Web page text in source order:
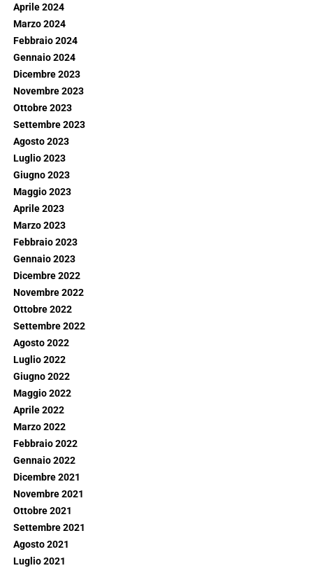
Aprile 2024
Marzo 2024
Febbraio 2024
Gennaio 2024
Dicembre 2023
Novembre 2023
Ottobre 2023
Settembre 2023
Agosto 2023
Luglio 2023
Giugno 2023
Maggio 2023
Aprile 2023
Marzo 2023
Febbraio 2023
Gennaio 2023
Dicembre 2022
Novembre 2022
Ottobre 2022
Settembre 2022
Agosto 2022
Luglio 2022
Giugno 2022
Maggio 2022
Aprile 2022
Marzo 2022
Febbraio 2022
Gennaio 2022
Dicembre 2021
Novembre 2021
Ottobre 2021
Settembre 2021
Agosto 2021
Luglio 2021